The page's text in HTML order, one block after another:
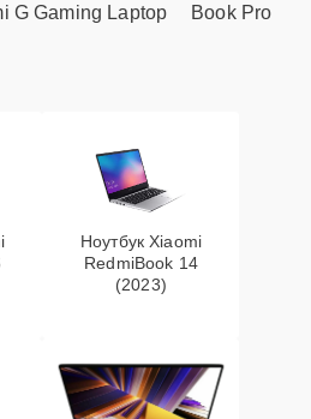
G Gaming Laptop
Book Pro
Ноутбук Xiaomi
RedmiBook 14
(2023)